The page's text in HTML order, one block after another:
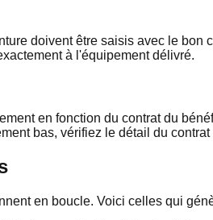
doivent être saisis avec le
à l'équipement délivré.
en fonction du contrat du
bas, vérifiez le détail du contrat
en boucle. Voici celles qui